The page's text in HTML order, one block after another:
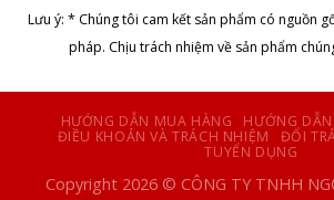
Lưu ý: * Chúng tôi cam kết sản phẩm có nguồn
pháp. Chịu trách nhiệm về sản phẩm
HƯỚNG DẪN MUA HÀNG
HƯỚNG
ĐIỀU KHOẢN VÀ TRÁCH NHIỆM
ĐỔI
TUYỂN DỤNG
Copyright 2026 © CÔNG TY TNHH